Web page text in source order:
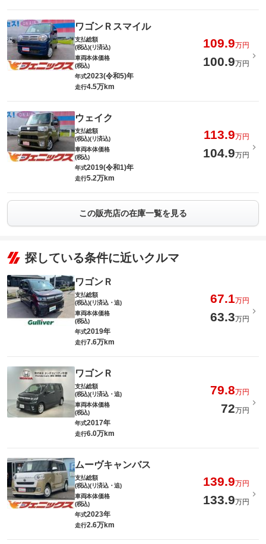
ワゴンＲスマイル
支払総額
(税込)(リ済込)
109.9万円
車両本体価格
(税込)
100.9万円
年式2023(令和5)年
走行4.5万km
ウェイク
支払総額
(税込)(リ済込)
113.9万円
車両本体価格
(税込)
104.9万円
年式2019(令和1)年
走行5.2万km
この販売店の在庫一覧を見る
探している条件に近いクルマ
ワゴンＲ
支払総額
(税込)(リ済込・追)
67.1万円
車両本体価格
(税込)
63.3万円
年式2019年
走行7.6万km
ワゴンＲ
支払総額
(税込)(リ済込・追)
79.8万円
車両本体価格
(税込)
72万円
年式2017年
走行6.0万km
ムーヴキャンバス
支払総額
(税込)(リ済込・追)
139.9万円
車両本体価格
(税込)
133.9万円
年式2023年
走行2.6万km